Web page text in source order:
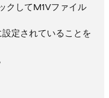
クしてM1Vファイル
定されていることを